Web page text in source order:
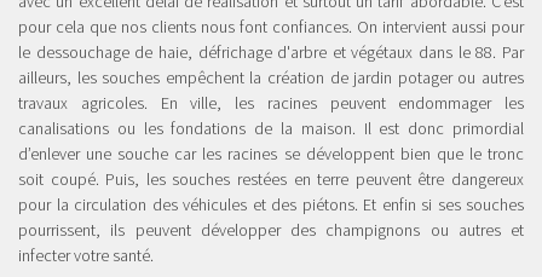
pour cela que nos clients nous font confiances. On intervient aussi pour
le dessouchage de haie, défrichage d'arbre et végétaux dans le 88. Par
ailleurs, les souches empêchent la création de jardin potager ou autres
travaux agricoles. En ville, les racines peuvent endommager les
canalisations ou les fondations de la maison. Il est donc primordial
d’enlever une souche car les racines se développent bien que le tronc
soit coupé. Puis, les souches restées en terre peuvent être dangereux
pour la circulation des véhicules et des piétons. Et enfin si ses souches
pourrissent, ils peuvent développer des champignons ou autres et
infecter votre santé.